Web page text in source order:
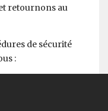
retournons au
de sécurité
: